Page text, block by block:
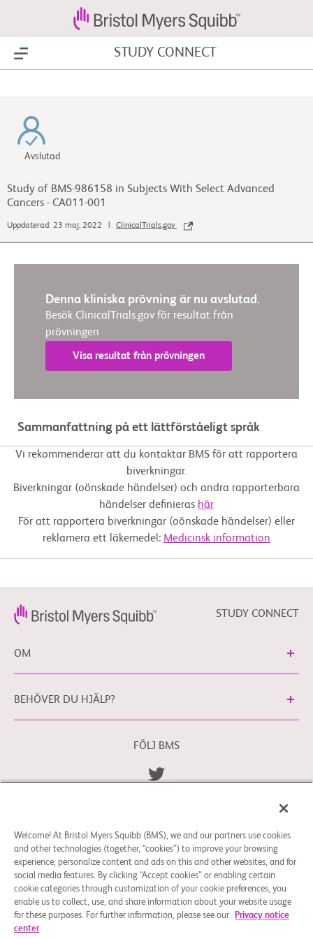
Show Menu STUDY CONNECT
Avslutad
Study of BMS-986158 in Subjects With Select Advanced
Cancers - CA011-001
Uppdaterad: 23 maj, 2022 | ClinicalTrials.gov
Denna kliniska prövning är nu avslutad.
Besök ClinicalTrials.gov för resultat från
prövningen
Visa resultat från prövningen
Sammanfattning på ett lättförståeligt språk
Vi rekommenderar att du kontaktar BMS för att rapportera
biverkningar.
Biverkningar (oönskade händelser) och andra rapporterbara
händelser definieras här
För att rapportera biverkningar (oönskade händelser) eller
reklamera ett läkemedel: Medicinsk information
STUDY CONNECT
OM
BEHÖVER DU HJÄLP?
FÖLJ BMS
Du kan kontakta vårt dataskyddsombud för EU
EUDPO@BMS.com
för att utöva de
dataskyddsrättigheter du kan ha eller om du har
funderingar eller frågor kring hur dina personuppgifter
hanteras av Bristol Myers Squibb Company.
Welcome! At Bristol Myers Squibb (BMS), we and our partners use cookies
and other technologies (together, “cookies”) to improve your browsing
experience, personalize content and ads on this and other websites, and for
social media features. By clicking “Accept cookies” or enabling certain
cookie categories through customization of your cookie preferences, you
enable us to collect, use, and share information about your website usage
for these purposes. For further information, please see our
Privacy notice
center